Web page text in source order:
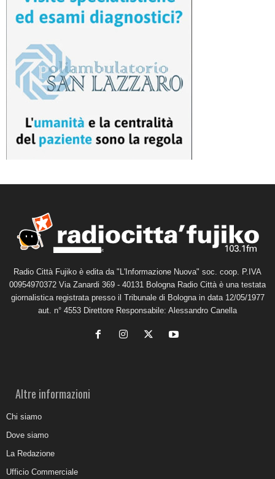
Radio Città Fujiko è edita da "L'Informazione Nuova" soc. coop. P.IVA
00954970372 Via Zanardi 369 - 40131 Bologna Radio Città è una testata
giornalistica registrata presso il Tribunale di Bologna in data 12/05/1977
aut. n° 4553 Direttore Responsabile: Alessandro Canella
Altre informazioni
Chi siamo
Dove siamo
La Redazione
Ufficio Commerciale